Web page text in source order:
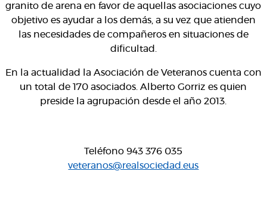
granito de arena en favor de aquellas asociaciones cuyo
objetivo es ayudar a los demás, a su vez que atienden
las necesidades de compañeros en situaciones de
dificultad.
En la actualidad la Asociación de Veteranos cuenta con
un total de 170 asociados. Alberto Gorriz es quien
preside la agrupación desde el año 2013.
Teléfono 943 376 035
veteranos@realsociedad.eus